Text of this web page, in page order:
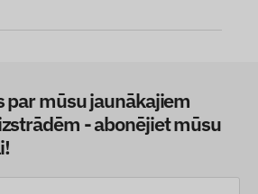
par mūsu jaunākajiem
- abonējiet mūsu